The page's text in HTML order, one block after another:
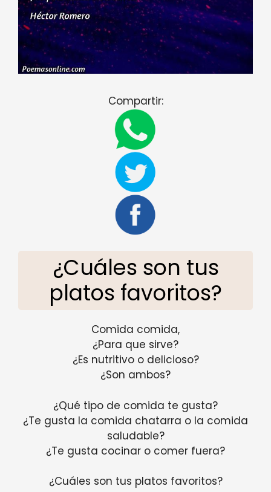
Compartir:
¿Cuáles son tus
platos favoritos?
Comida comida,
¿Para que sirve?
¿Es nutritivo o delicioso?
¿Son ambos?
¿Qué tipo de comida te gusta?
¿Te gusta la comida chatarra o la comida
saludable?
¿Te gusta cocinar o comer fuera?
¿Cuáles son tus platos favoritos?